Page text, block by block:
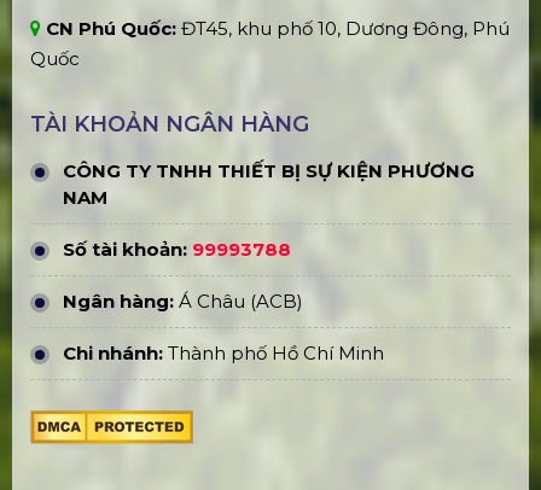
CN Phú Quốc: ĐT45, khu phố 10, Dương Đông, Phú
Quốc
TÀI KHOẢN NGÂN HÀNG
CÔNG TY TNHH THIẾT BỊ SỰ KIỆN PHƯƠNG
NAM
Số tài khoản: 99993788
Ngân hàng: Á Châu (ACB)
Chi nhánh: Thành phố Hồ Chí Minh